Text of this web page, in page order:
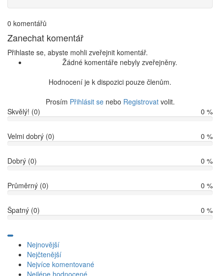
0 komentářů
Zanechat komentář
Přihlaste se, abyste mohli zveřejnit komentář.
Žádné komentáře nebyly zveřejněny.
Hodnocení je k dispozici pouze členům.
Prosím Přihlásit senebo Registrovatvolit.
Skvělý! (0)
0 %
Velmi dobrý (0) 0 %
Dobrý (0) 0 %
Průměrný (0) 0 %
Špatný (0) 0 %
Nejnovější
Nejčtenější
Nejvíce komentované
Nejlépe hodnocené